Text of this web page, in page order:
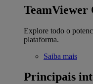
TeamViewer
Explore todo o
plataforma.
Saiba mais
Principais